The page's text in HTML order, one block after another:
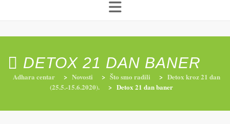
to
RADIONICE NUTRI-ORDINACIJA TRETMANI
DETOX 21 DAN BANER
Adhara centar > Novosti > Što smo radili > Detox kroz 21 dan
(25.5.-15.6.2020).
> Detox 21 dan baner